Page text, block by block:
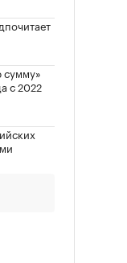
сумму»
с 2022